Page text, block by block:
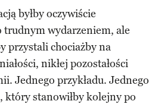
byłby oczywiście
wydarzeniem, ale
przystali chociażby na
nikłej pozostałości
Jednego przykładu. Jednego
który stanowiłby kolejny po